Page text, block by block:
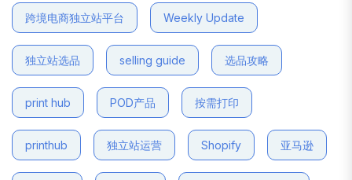
跨境电商独立站平台 Weekly Update
独立站选品 selling guide 选品攻略
print hub POD产品 按需打印
printhub 独立站运营 Shopify 亚马逊